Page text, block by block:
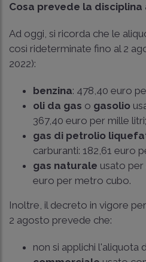
Cosa prevede la
Ad oggi, si ricorda che le
così rideterminate fino al 2
2022):
benzina: 478,40 euro
oli da gas o gasolio
367,40 euro per mille litri;
gas di petrolio
carburanti: 182,61 euro
gas naturale usato per
euro per metro cubo.
Inoltre, il decreto in vigore
2 agosto prevede che:
non si applichi l'aliquota